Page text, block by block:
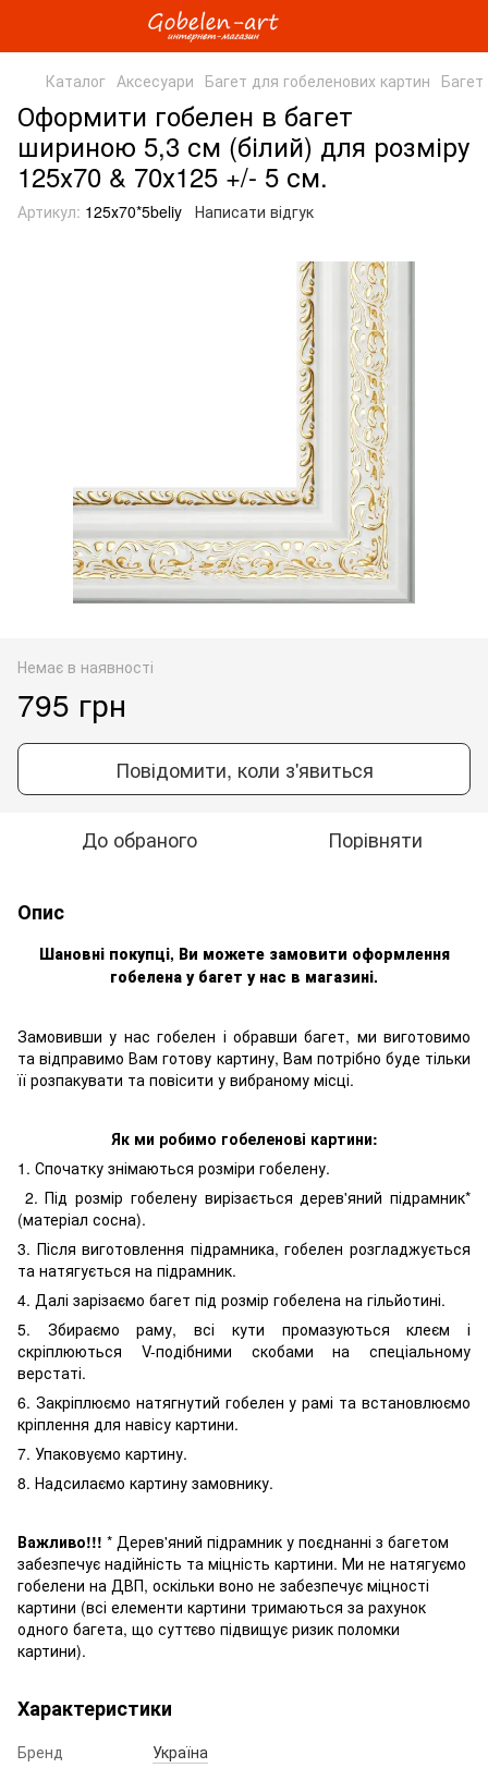
Каталог Аксесуари Багет для гобеленових картин
Оформити гобелен в багет
шириною 5,3 см (білий) для розміру
125х70 & 70х125 +/- 5 см.
Артикул: 125х70*5beliy Написати відгук
Немає в наявності
795 грн
Повідомити, коли з'явиться
До обраного Порівняти
Опис
Шановні покупці, Ви можете замовити оформлення
гобелена у багет у нас в магазині.
Замовивши у нас гобелен і обравши багет, ми виготовимо
та відправимо Вам готову картину, Вам потрібно буде тільки
її розпакувати та повісити у вибраному місці.
Як ми робимо гобеленові картини:
1. Спочатку знімаються розміри гобелену.
2. Під розмір гобелену вирізається дерев'яний підрамник*
(матеріал сосна).
3. Після виготовлення підрамника, гобелен розгладжується
та натягується на підрамник.
4. Далі зарізаємо багет під розмір гобелена на гільйотині.
5. Збираємо раму, всі кути промазуються клеєм і
скріплюються V-подібними скобами на спеціальному
верстаті.
6. Закріплюємо натягнутий гобелен у рамі та встановлюємо
кріплення для навісу картини.
7. Упаковуємо картину.
8. Надсилаємо картину замовнику.
Важливо!!! * Дерев'яний підрамник у поєднанні з багетом
забезпечує надійність та міцність картини. Ми не натягуємо
гобелени на ДВП, оскільки воно не забезпечує міцності
картини (всі елементи картини тримаються за рахунок
одного багета, що суттєво підвищує ризик поломки
картини).
Характеристики
Бренд
Україна